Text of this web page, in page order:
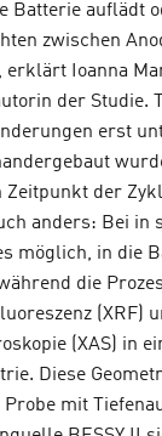
Batterie auflädt
zwischen
erklärt Ioanna
der Studie.
erst
Zeitpunkt der
anders: Bei in
möglich, in die
die
(XRF)
(XAS) in
Diese
mit